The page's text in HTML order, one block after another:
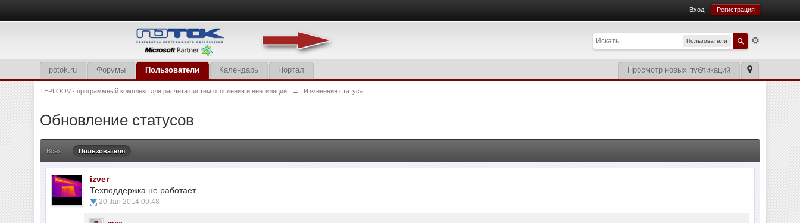
Вход Регистрация
Пользователи
Просмотр новых публикаций
potok.ru Форумы Пользователи Календарь Портал
TEPLOOV - программный комплекс для расчёта систем отопления и вентиляции → Изменения статуса
Обновление статусов
Всех Пользователя
izver
Техподдержка не работает
20 Jan 2014 09:48